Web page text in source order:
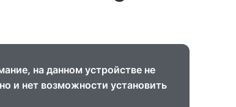
на данном устройстве не
и нет возможности установить